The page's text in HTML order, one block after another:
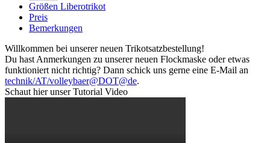
Größen Liberotrikot
Preis
Bemerkungen
Willkommen bei unserer neuen Trikotsatzbestellung!
Du hast Anmerkungen zu unserer neuen Flockmaske oder etwas
funktioniert nicht richtig? Dann schick uns gerne eine E-Mail an
technik/AT/volleybaer@DOT@de.
Schaut hier unser Tutorial Video